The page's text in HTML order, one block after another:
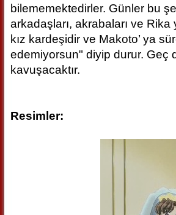
bilememektedirler. Günler bu
arkadaşları, akrabaları ve Rika
kız kardeşidir ve Makoto’ ya
edemiyorsun" diyip durur. Geç
kavuşacaktır.
Resimler: